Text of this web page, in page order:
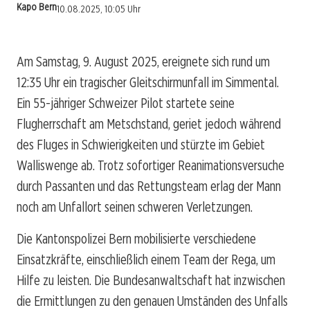
Kapo Bern10.08.2025, 10:05 Uhr
Am Samstag, 9. August 2025, ereignete sich rund um
12:35 Uhr ein tragischer Gleitschirmunfall im Simmental.
Ein 55-jähriger Schweizer Pilot startete seine
Flugherrschaft am Metschstand, geriet jedoch während
des Fluges in Schwierigkeiten und stürzte im Gebiet
Walliswenge ab. Trotz sofortiger Reanimationsversuche
durch Passanten und das Rettungsteam erlag der Mann
noch am Unfallort seinen schweren Verletzungen.
Die Kantonspolizei Bern mobilisierte verschiedene
Einsatzkräfte, einschließlich einem Team der Rega, um
Hilfe zu leisten. Die Bundesanwaltschaft hat inzwischen
die Ermittlungen zu den genauen Umständen des Unfalls